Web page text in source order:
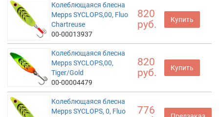
Колеблющаяся блесна
Mepps SYCLOPS,00, Fluo
Chartreuse
00-00013937
820
руб.
Купить
Колеблющаяся блесна
Mepps SYCLOPS,00,
Tiger/Gold
00-00004479
820
руб.
Купить
Колеблющаяся блесна
Mepps SYCLOPS, 0, Fluo
776